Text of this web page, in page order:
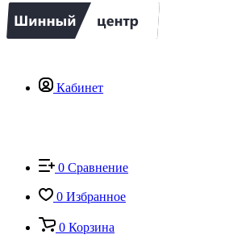
Кабинет
0 Сравнение
0 Избранное
0 Корзина